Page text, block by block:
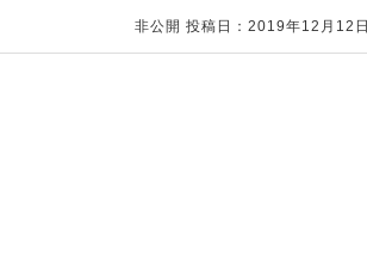
非公開 投稿日：2019年12月12日